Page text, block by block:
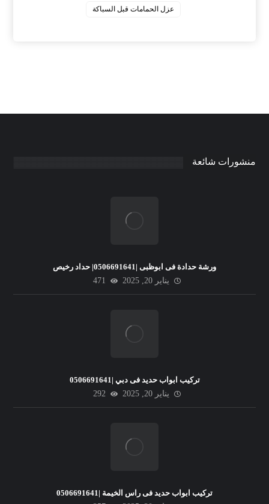
عزل الحمامات قبل السباكة
منشورات شائعة
ورشة حدادة فى ابوظبى |0506691641| حداد رخيص
يناير 20, 2025
471
تركيب ابواب حديد فى دبي |0506691641
يناير 20, 2025
292
تركيب ابواب حديد فى راس الخيمة |0506691641